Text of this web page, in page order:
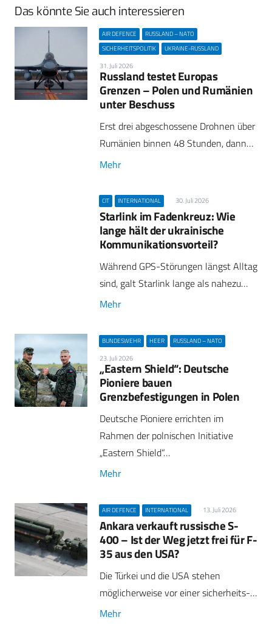
Das könnte Sie auch interessieren
AIR DEFENCE
RUSSLAND – NATO
SICHERHEITSPOLITIK
UKRAINE-RUSSLAND
31. Juli 2026
Russland testet Europas
Grenzen – Polen und Rumänien
unter Beschuss
Erst drei abgeschossene Drohnen über
Rumänien binnen 48 Stunden, dann…
Mehr
CIT INTERNATIONAL 30. Juli 2026
Starlink im Fadenkreuz: Wie
lange hält der ukrainische
Kommunikationsvorteil?
Während GPS-Störungen längst Alltag
sind, galt Starlink lange als nahezu…
Mehr
BUNDESWEHR HEER RUSSLAND – NATO
23. Juli 2026
„Eastern Shield“: Deutsche
Pioniere bauen
Grenzbefestigungen in Polen
Deutsche Pioniere errichten im
Rahmen der polnischen Initiative
„Eastern Shield“…
Mehr
AIR DEFENCE INTERNATIONAL 13. Juli 2026
Ankara verkauft russische S-
400 – Ist der Weg jetzt frei für F-
35 aus den USA?
Die Türkei und die USA stehen
möglicherweise vor einer sicherheits-…
Mehr